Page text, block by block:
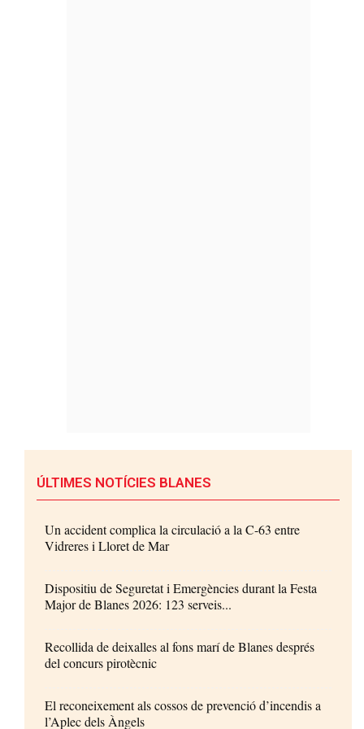
ÚLTIMES NOTÍCIES BLANES
Un accident complica la circulació a la C-63 entre
Vidreres i Lloret de Mar
Dispositiu de Seguretat i Emergències durant la Festa
Major de Blanes 2026: 123 serveis...
Recollida de deixalles al fons marí de Blanes després
del concurs pirotècnic
El reconeixement als cossos de prevenció d’incendis a
l’Aplec dels Àngels